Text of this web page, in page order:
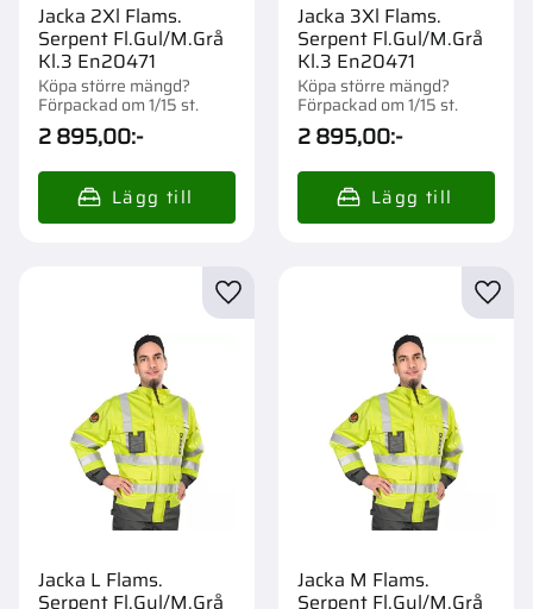
Jacka 2Xl Flams.
Serpent Fl.Gul/M.Grå
Kl.3 En20471
Köpa större mängd?
Förpackad om 1/15 st.
2 895,00:-
Jacka 3Xl Flams.
Serpent Fl.Gul/M.Grå
Kl.3 En20471
Köpa större mängd?
Förpackad om 1/15 st.
2 895,00:-
Jacka L Flams.
Serpent Fl.Gul/M.Grå
Lägg till i favoriter
Jacka M Flams.
Serpent Fl.Gul/M.Grå